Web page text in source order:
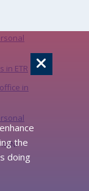
in ETR
in
the
doing